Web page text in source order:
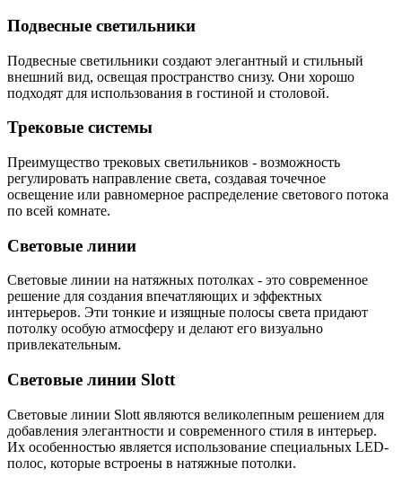
Подвесные светильники
Подвесные светильники создают элегантный и стильный
внешний вид, освещая пространство снизу. Они хорошо
подходят для использования в гостиной и столовой.
Трековые системы
Преимущество трековых светильников - возможность
регулировать направление света, создавая точечное
освещение или равномерное распределение светового потока
по всей комнате.
Световые линии
Световые линии на натяжных потолках - это современное
решение для создания впечатляющих и эффектных
интерьеров. Эти тонкие и изящные полосы света придают
потолку особую атмосферу и делают его визуально
привлекательным.
Световые линии Slott
Световые линии Slott являются великолепным решением для
добавления элегантности и современного стиля в интерьер.
Их особенностью является использование специальных LED-
полос, которые встроены в натяжные потолки.